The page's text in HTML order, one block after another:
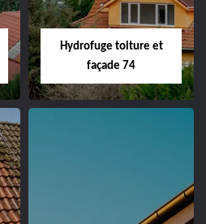
Hydrofuge toiture et
façade 74